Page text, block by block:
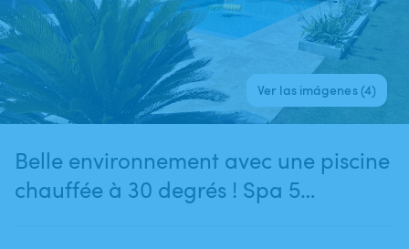
Ver las imágenes (4)
Belle environnement avec une piscine
chauffée à 30 degrés ! Spa 5